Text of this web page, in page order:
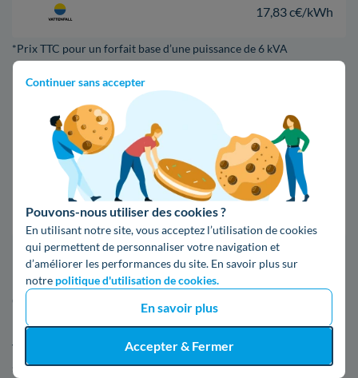
Continuer sans accepter
Pouvons-nous utiliser des cookies ?
En utilisant notre site, vous acceptez l’utilisation de cookies
qui permettent de personnaliser votre navigation et
d’améliorer les performances du site. En savoir plus sur
notre politique d'utilisation de cookies.
En savoir plus
Accepter & Fermer
17,83 c€/kWh
*Prix TTC pour un forfait base d’une puissance de 6 kVA
Infos / souscriptions
(appel non surtaxé)
09 78 46 71 74
Comparer les offres
5. En apprendre davantage à propos
d'Enedis au Port-Marly
Vous pouvez en apprendre davantage sur Enedis, comme où
se situe une agence et comment faire une réclamation, dans